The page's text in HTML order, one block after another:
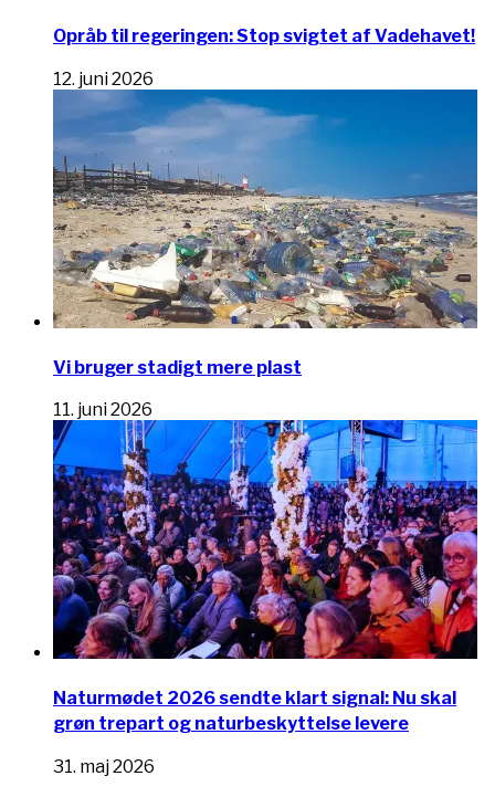
Opråb til regeringen: Stop svigtet af Vadehavet!
12. juni 2026
Vi bruger stadigt mere plast
11. juni 2026
Naturmødet 2026 sendte klart signal: Nu skal
grøn trepart og naturbeskyttelse levere
31. maj 2026